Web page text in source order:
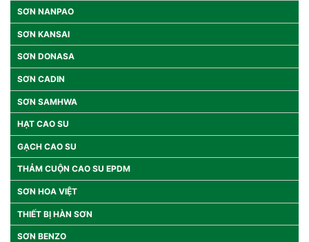
SƠN NANPAO
SƠN KANSAI
SƠN DONASA
SƠN CADIN
SƠN SAMHWA
HẠT CAO SU
GẠCH CAO SU
THẢM CUỘN CAO SU EPDM
SƠN HOA VIỆT
THIẾT BỊ HÀN SƠN
SƠN BENZO